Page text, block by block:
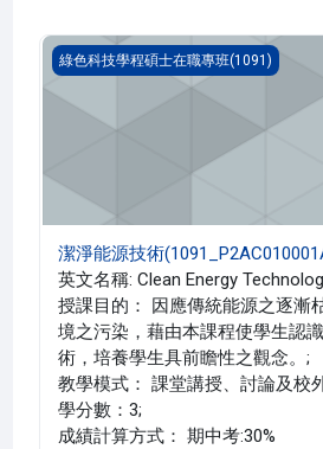
潔淨能源技術(1091_P2AC010001A)
綠色科技學程碩士在職專班(1091)
潔淨能源技術
英文名稱: Clean Energy
授課目的： 因應傳統能源之逐漸
境之污染，藉由本課程使學生認
術，培養學生具前瞻性之觀念。;
教學模式： 課堂講授、討論及校
學分數：3;
成績計算方式： 期中考:30%